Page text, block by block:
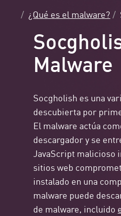
¿Qué es el malware?
Malware
Socgholish es una
descubierta por
El malware actúa
descargador y se
JavaScript malicioso
sitios web
instalado en una
malware puede
de malware, incluido